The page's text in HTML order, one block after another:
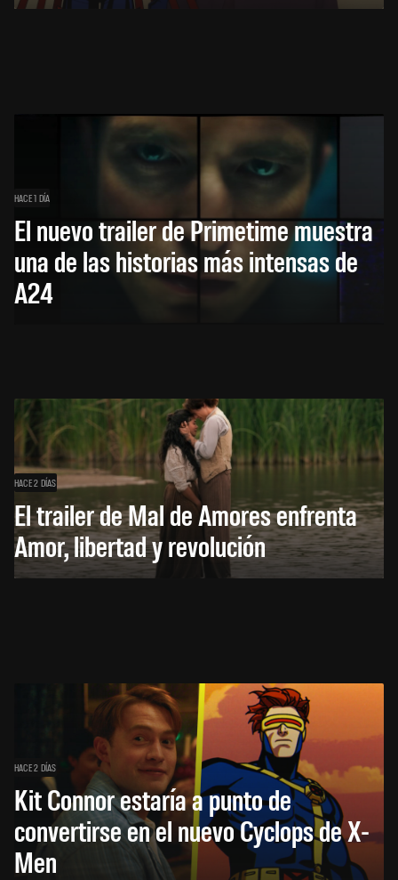
HACE 1 DÍA
El nuevo trailer de Primetime muestra
una de las historias más intensas de
A24
HACE 2 DÍAS
El trailer de Mal de Amores enfrenta
Amor, libertad y revolución
HACE 2 DÍAS
Kit Connor estaría a punto de
convertirse en el nuevo Cyclops de X-
Men